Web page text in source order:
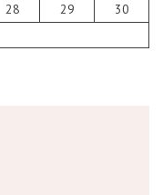
28 29
30